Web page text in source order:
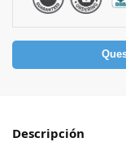
Descripción